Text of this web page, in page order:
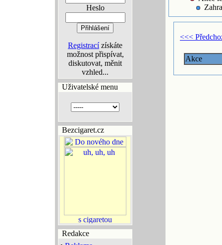
Heslo
Registracízískáte
možnost přispívat,
diskutovat, měnit
vzhled...
Uživatelské menu
Bezcigaret.cz
Redakce
<<<
Akce